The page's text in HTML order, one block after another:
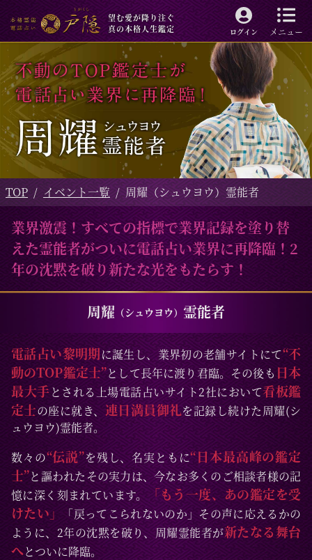
メニュー
望む愛が降り注ぐ
真の本格人生鑑定
ログイン
TOP イベント一覧 周耀（シュウヨウ）霊能者
業界激震！すべての指標で業界記録を塗り替
えた霊能者がついに電話占い業界に再降臨！2
年の沈黙を破り新たな光をもたらす！
周耀 （シュウヨウ） 霊能者
電話占い黎明期に誕生し、業界初の老舗サイトにて“不
動のTOP鑑定士”として長年に渡り君臨。その後も日本
最大手とされる上場電話占いサイト2社において看板鑑
定士の座に就き、連日満員御礼を記録し続けた周耀(シ
ュウヨウ)霊能者。
数々の“伝説”を残し、名実ともに“日本最高峰の鑑定
士”と謳われたその実力は、今なお多くのご相談者様の記
憶に深く刻まれています。「もう一度、あの鑑定を受
けたい」「戻ってこられないのか」その声に応えるかの
ように、2年の沈黙を破り、周耀霊能者が新たなる舞台
へとついに降臨。